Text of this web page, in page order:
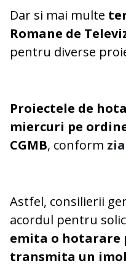
Dar si mai multe
Romane de
pentru diverse
Proiectele de
miercuri pe
CGMB, conform
Astfel, consilierii
acordul pentru
emita o hotarare
transmita un